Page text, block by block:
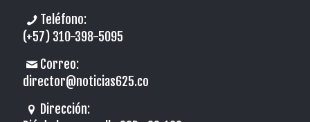
Teléfono:
(+57) 310-398-5095
Correo:
director@noticias625.co
Dirección: